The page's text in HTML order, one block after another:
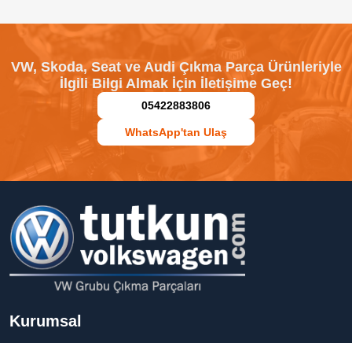
VW, Skoda, Seat ve Audi Çıkma Parça Ürünleriyle
İlgili Bilgi Almak İçin İletişime Geç!
05422883806
WhatsApp'tan Ulaş
Kurumsal